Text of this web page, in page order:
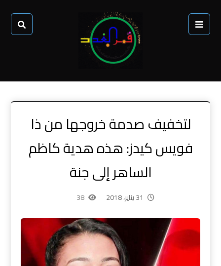
لتخفيف صدمة خروجها من ذا
فويس كيدز: هذه هدية كاظم
الساهر إلى جنة
31 يناير، 2018 38